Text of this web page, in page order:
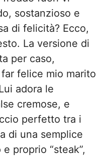
sostanzioso e
di felicità? Ecco,
La versione di
per caso,
felice mio marito
adora le
cremose, e
perfetto tra i
di una semplice
proprio “steak”,